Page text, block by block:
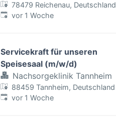
78479 Reichenau, Deutschland
Veröffentlicht:
vor 1 Woche
Servicekraft für unseren
Speisesaal (m/w/d)
Nachsorgeklinik Tannheim
88459 Tannheim, Deutschland
Veröffentlicht:
vor 1 Woche